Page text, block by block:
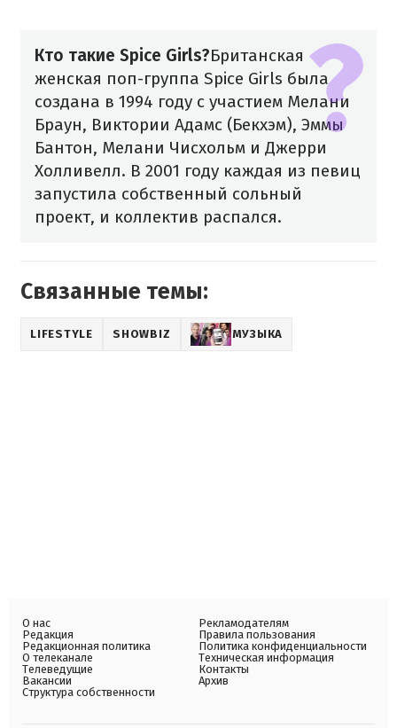
Кто такие Spice Girls?Британская
женская поп-группа Spice Girls была
создана в 1994 году с участием Мелани
Браун, Виктории Адамс (Бекхэм), Эммы
Бантон, Мелани Чисхольм и Джерри
Холливелл. В 2001 году каждая из певиц
запустила собственный сольный
проект, и коллектив распался.
Связанные темы:
LIFESTYLE SHOWBIZ МУЗЫКА
О нас
Редакция
Редакционная политика
О телеканале
Телеведущие
Вакансии
Структура собственности
Рекламодателям
Правила пользования
Политика конфиденциальности
Техническая информация
Контакты
Архив